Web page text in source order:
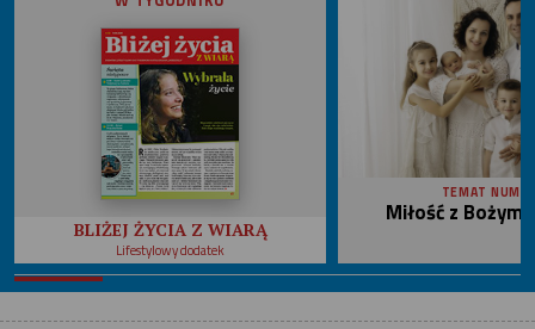
BLIŻEJ ŻYCIA Z WIARĄ
Lifestylowy dodatek
TEMAT
Miłość z